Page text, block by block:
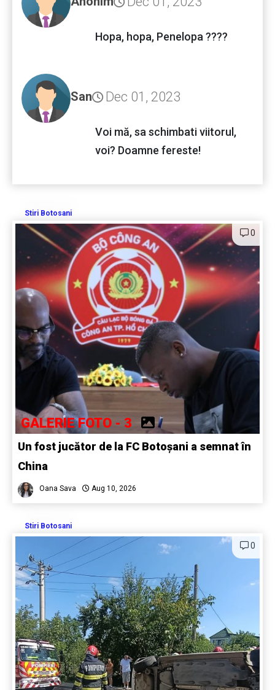
Hopa, hopa, Penelopa ????
San Dec 01, 2023
Voi mă, sa schimbati viitorul,
voi? Doamne fereste!
Stiri Botosani
0
GALERIE FOTO - 3
Un fost jucător de la FC Botoșani a semnat în
China
Oana Sava Aug 10, 2026
Stiri Botosani
0